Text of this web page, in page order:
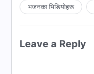
भजनका भिडियोहरू
Leave a Reply